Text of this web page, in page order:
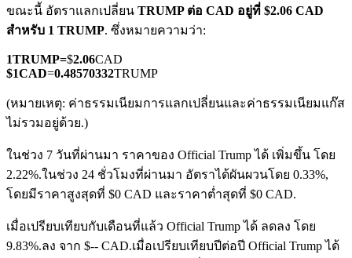
อนุพันธ์ของหุ้น ฟอเร็กซ์ โลหะมีค่า และสินค้าโภคภัณฑ์
ฟิวเจอร์ส USDC
ขณะนี้ อัตราแลกเปลี่ยน TRUMP ต่อ CAD อยู่ที่ $2.06 CAD
สำหรับ 1 TRUMP. ซึ่งหมายความว่า:
1TRUMP=$2.06CAD
$1CAD=0.48570332TRUMP
(หมายเหตุ: ค่าธรรมเนียมการแลกเปลี่ยนและค่าธรรมเนียมแก๊ส
ไม่รวมอยู่ด้วย.)
ในช่วง 7 วันที่ผ่านมา ราคาของ Official Trump ได้ เพิ่มขึ้น โดย
2.22%.ในช่วง 24 ชั่วโมงที่ผ่านมา อัตราได้ผันผวนโดย 0.33%,
โดยมีราคาสูงสุดที่ $0 CAD และราคาต่ำสุดที่ $0 CAD.
เมื่อเปรียบเทียบกับเดือนที่แล้ว Official Trump ได้ ลดลง โดย
9.83%.ลง จาก $-- CAD.เมื่อเปรียบเทียบปีต่อปี Official Trump ได้